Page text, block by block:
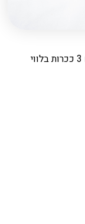
לחמים כפריים 3 ככרות בלווי